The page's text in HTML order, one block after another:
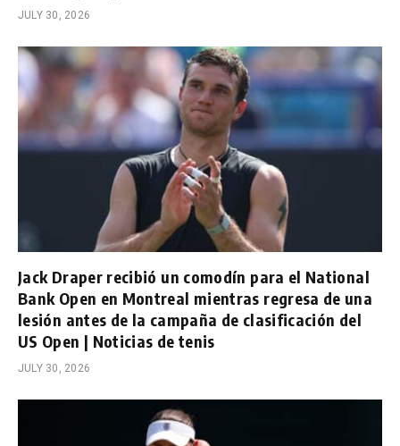
JULY 30, 2026
Jack Draper recibió un comodín para el National
Bank Open en Montreal mientras regresa de una
lesión antes de la campaña de clasificación del
US Open | Noticias de tenis
JULY 30, 2026